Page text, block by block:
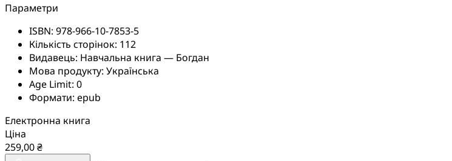
Параметри
ISBN: 978-966-10-7853-5
Кількість сторінок: 112
Видавець: Навчальна книга — Богдан
Мова продукту: Українська
Age Limit: 0
Формати: epub
Електронна книга
Ціна
259,00 ₴